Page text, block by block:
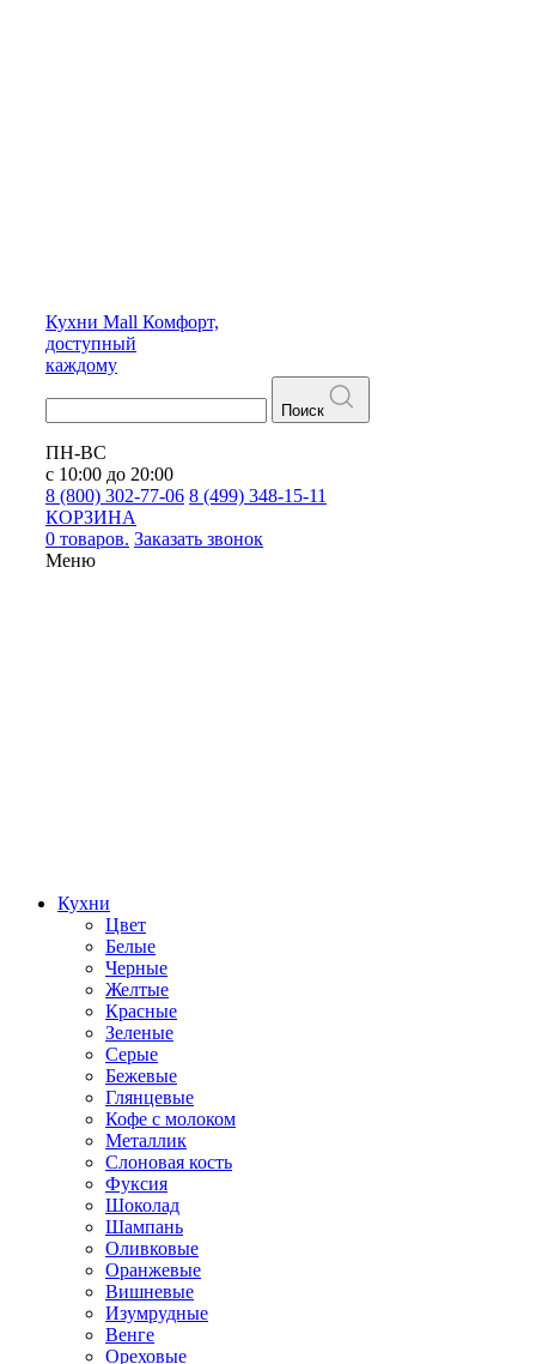
Кухни Mall Комфорт,
доступный
каждому
Поиск
ПН-ВС
с 10:00 до 20:00
8 (800) 302-77-06 8 (499) 348-15-11
КОРЗИНА
0 товаров. Заказать звонок
Меню
Кухни
Цвет
Белые
Черные
Желтые
Красные
Зеленые
Серые
Бежевые
Глянцевые
Кофе с молоком
Металлик
Слоновая кость
Фуксия
Шоколад
Шампань
Оливковые
Оранжевые
Вишневые
Изумрудные
Венге
Ореховые